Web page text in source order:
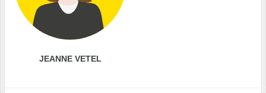
JEANNE VETEL